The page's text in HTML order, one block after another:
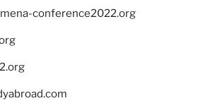
conference2022.org